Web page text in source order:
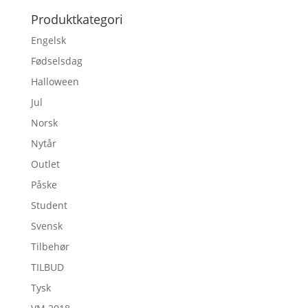
Produktkategori
Engelsk
Fødselsdag
Halloween
Jul
Norsk
Nytår
Outlet
Påske
Student
Svensk
Tilbehør
TILBUD
Tysk